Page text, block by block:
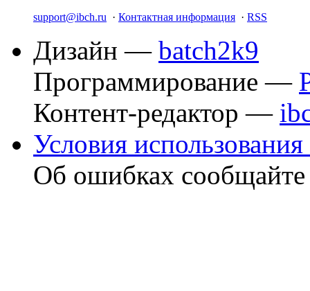
support@ibch.ru · Контактная информация · RSS
Дизайн — batch2k9
Программирование —
Контент-редактор —
Условия использования
Об ошибках